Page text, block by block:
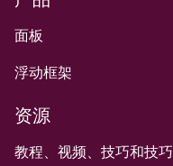
面板
浮动框架
资源
教程、视频、技巧和技巧